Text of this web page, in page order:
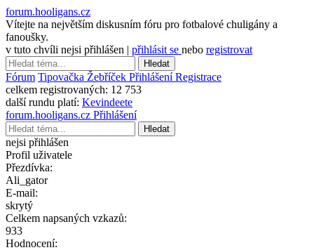
forum.hooligans.cz
Vítejte na největším diskusním fóru pro fotbalové chuligány a
fanoušky.
v tuto chvíli nejsi přihlášen | přihlásit se nebo registrovat
Hledat
Fórum Tipovačka Žebříček PřihlášeníRegistrace
celkem registrovaných: 12 753
další rundu platí: Kevindeete
forum.hooligans.cz Přihlášení
Hledat
nejsi přihlášen
Profil uživatele
Přezdívka:
Ali_gator
E-mail:
skrytý
Celkem napsaných vzkazů:
933
Hodnocení: